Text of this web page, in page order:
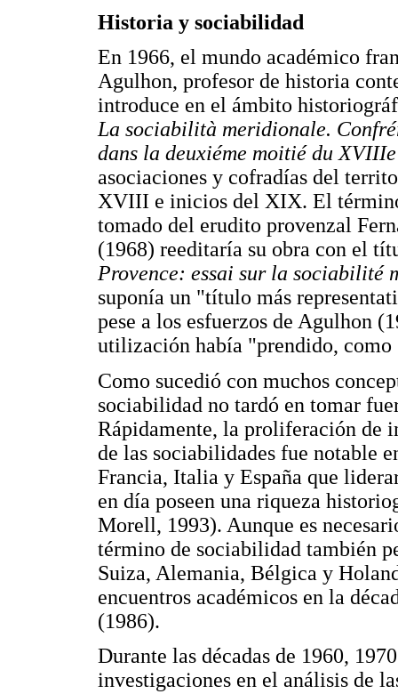
Historia y sociabilidad
En 1966, el mundo académico
Agulhon, profesor de historia
introduce en el ámbito
La sociabilità meridionale.
dans la deuxiéme moitié duXVIII
asociaciones y cofradías del
XVIII e inicios del XIX. El
tomado del erudito provenzal
(1968) reeditaría su obra con el
Provence: essai sur la sociabilité
suponía un "título más
pese a los esfuerzos de Agulhon
utilización había "prendido, como
Como sucedió con muchos
sociabilidad no tardó en tomar
Rápidamente, la proliferación de
de las sociabilidades fue notable
Francia, Italia y España que
en día poseen una riqueza
Morell, 1993). Aunque es
término de sociabilidad también
Suiza, Alemania, Bélgica y
encuentros académicos en la
(1986).
Durante las décadas de 1960,
investigaciones en el análisis de